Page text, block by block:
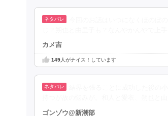
じ？朔也と由里子も？なんやかんやで上
カメ吉
149人がナイス！しています
持つが故の悩みが。和人と愛衣、朔也と
ゴンゾウ@新潮部